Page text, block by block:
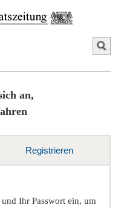
an,
Registrieren
Ihr Passwort ein, um